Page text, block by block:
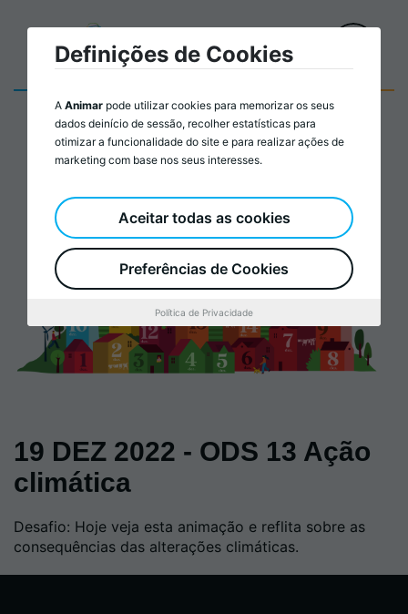
19 DEZ 2022 - ODS 13 Ação
climática
Desafio: Hoje veja esta animação e reflita sobre as
consequências das alterações climáticas.
Definições de Cookies
A Animar pode utilizar cookies para memorizar os seus
dados deinício de sessão, recolher estatísticas para
otimizar a funcionalidade do site e para realizar ações de
marketing com base nos seus interesses.
Preferências de Cookies
Aceitar todas as cookies
Política de Privacidade